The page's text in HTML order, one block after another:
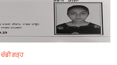
ਚੰਡੀਗੜ੍ਹ